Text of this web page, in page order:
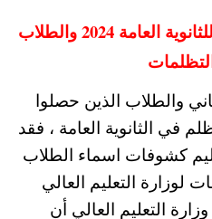
موقف طلاب الدور الثاني للثانوية العامة 2024 والطلاب
والطلاب الذين حصلوا
في الثانوية العامة ، فقد
كشوفات اسماء الطلاب
التعليم العالي
التعليم العالي أن